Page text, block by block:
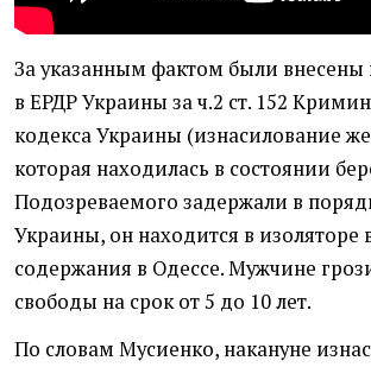
За указанным фактом были внесены
в ЕРДР Украины за ч.2 ст. 152
кодекса Украины (изнасилование
которая находилась в состоянии
Подозреваемого задержали в
Украины, он находится в изоляторе
содержания в Одессе. Мужчине
свободы на срок от 5 до 10 лет.
По словам Мусиенко, накануне